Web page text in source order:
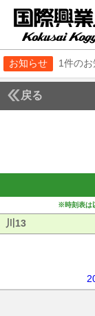
お知らせ 1件の
戻る
※時刻表は
川13